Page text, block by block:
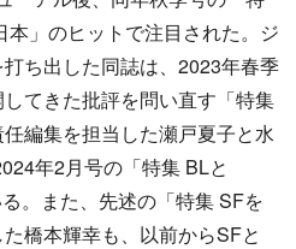
」のヒットで注目された。ジ
ち出した同誌は、2023年春季
てきた批評を問い直す「特集
編集を担当した瀬戸夏子と水
年2月号の「特集 BLと
。また、先述の「特集 SFを
橋本輝幸も、以前からSFと